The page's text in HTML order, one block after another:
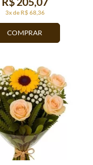
COMPRAR
3x de R$ 68,36